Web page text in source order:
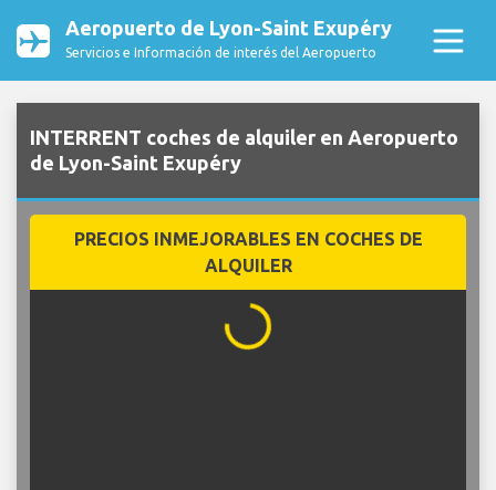
Aeropuerto de Lyon-Saint Exupéry
Servicios e Información de interés del Aeropuerto
INTERRENT coches de alquiler en Aeropuerto
de Lyon-Saint Exupéry
PRECIOS INMEJORABLES EN COCHES DE
ALQUILER
...